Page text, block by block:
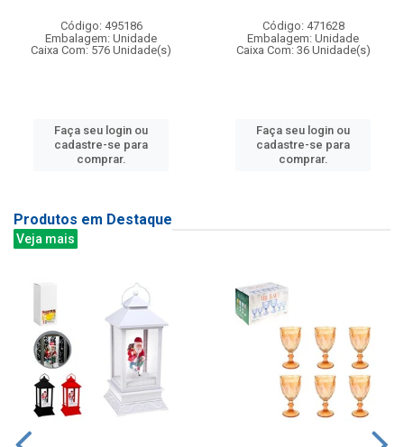
Código: 495186
Embalagem: Unidade
Caixa Com: 576 Unidade(s)
Faça seu login ou
cadastre-se para
comprar.
Código: 471628
Embalagem: Unidade
Caixa Com: 36 Unidade(s)
Faça seu login ou
cadastre-se para
comprar.
Produtos em Destaque
Veja mais